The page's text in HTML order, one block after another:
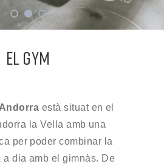
EL GYM
està situat en el
la Vella amb una
per poder combinar la
a dia amb el gimnàs. De